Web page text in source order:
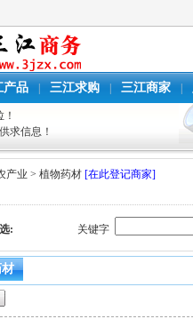
产品 三江求购 三江商家
求信息！
产业 >植物药材 [在此登记商家]
: 关键字